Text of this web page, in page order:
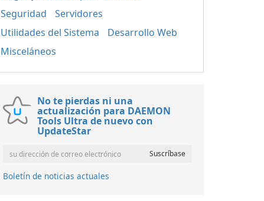
Seguridad
Servidores
Utilidades del Sistema
Desarrollo Web
Misceláneos
No te pierdas ni una
actualización para DAEMON
Tools Ultra de nuevo con
UpdateStar
Boletín de noticias actuales